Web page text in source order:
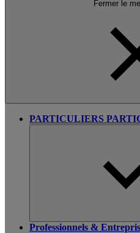
Fermer le
PARTICULIERS
Professionnels &